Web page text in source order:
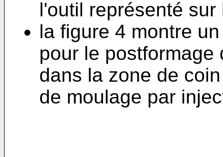
l'outil représenté
la figure 4 montre
pour le postformage
dans la zone de
de moulage par